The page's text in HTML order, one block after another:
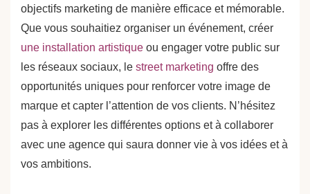
objectifs marketing de manière efficace et mémorable.
Que vous souhaitiez organiser un événement, créer
une installation artistique ou engager votre public sur
les réseaux sociaux, le street marketing offre des
opportunités uniques pour renforcer votre image de
marque et capter l’attention de vos clients. N’hésitez
pas à explorer les différentes options et à collaborer
avec une agence qui saura donner vie à vos idées et à
vos ambitions.